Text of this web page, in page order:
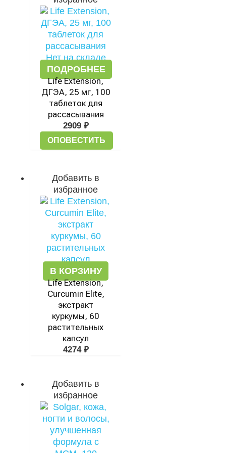
Нет на складе
ПОДРОБНЕЕ
Life Extension,
ДГЭА, 25 мг, 100
таблеток для
рассасывания
2909 ₽
ОПОВЕСТИТЬ
Добавить в
избранное
В КОРЗИНУ
Life Extension,
Curcumin Elite,
экстракт
куркумы, 60
растительных
капсул
4274 ₽
Добавить в
избранное